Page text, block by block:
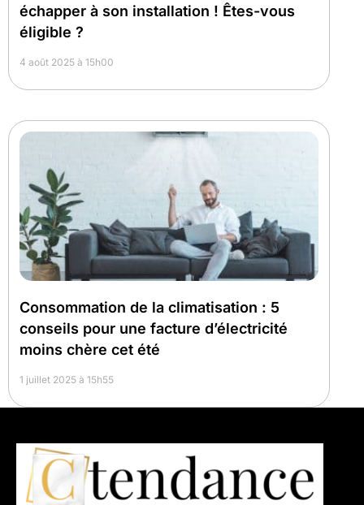
échapper à son installation ! Êtes-vous
éligible ?
4 août 2025 à 15h00
Consommation de la climatisation : 5
conseils pour une facture d’électricité
moins chère cet été
1 juillet 2025 à 15h55